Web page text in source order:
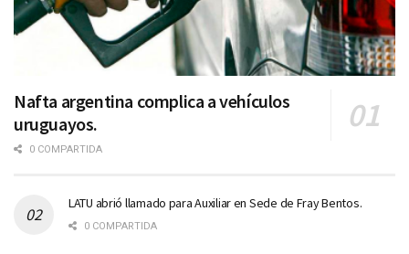
Nafta argentina complica a vehículos
uruguayos.
0 COMPARTIDA
LATU abrió llamado para Auxiliar en Sede de Fray Bentos.
0 COMPARTIDA